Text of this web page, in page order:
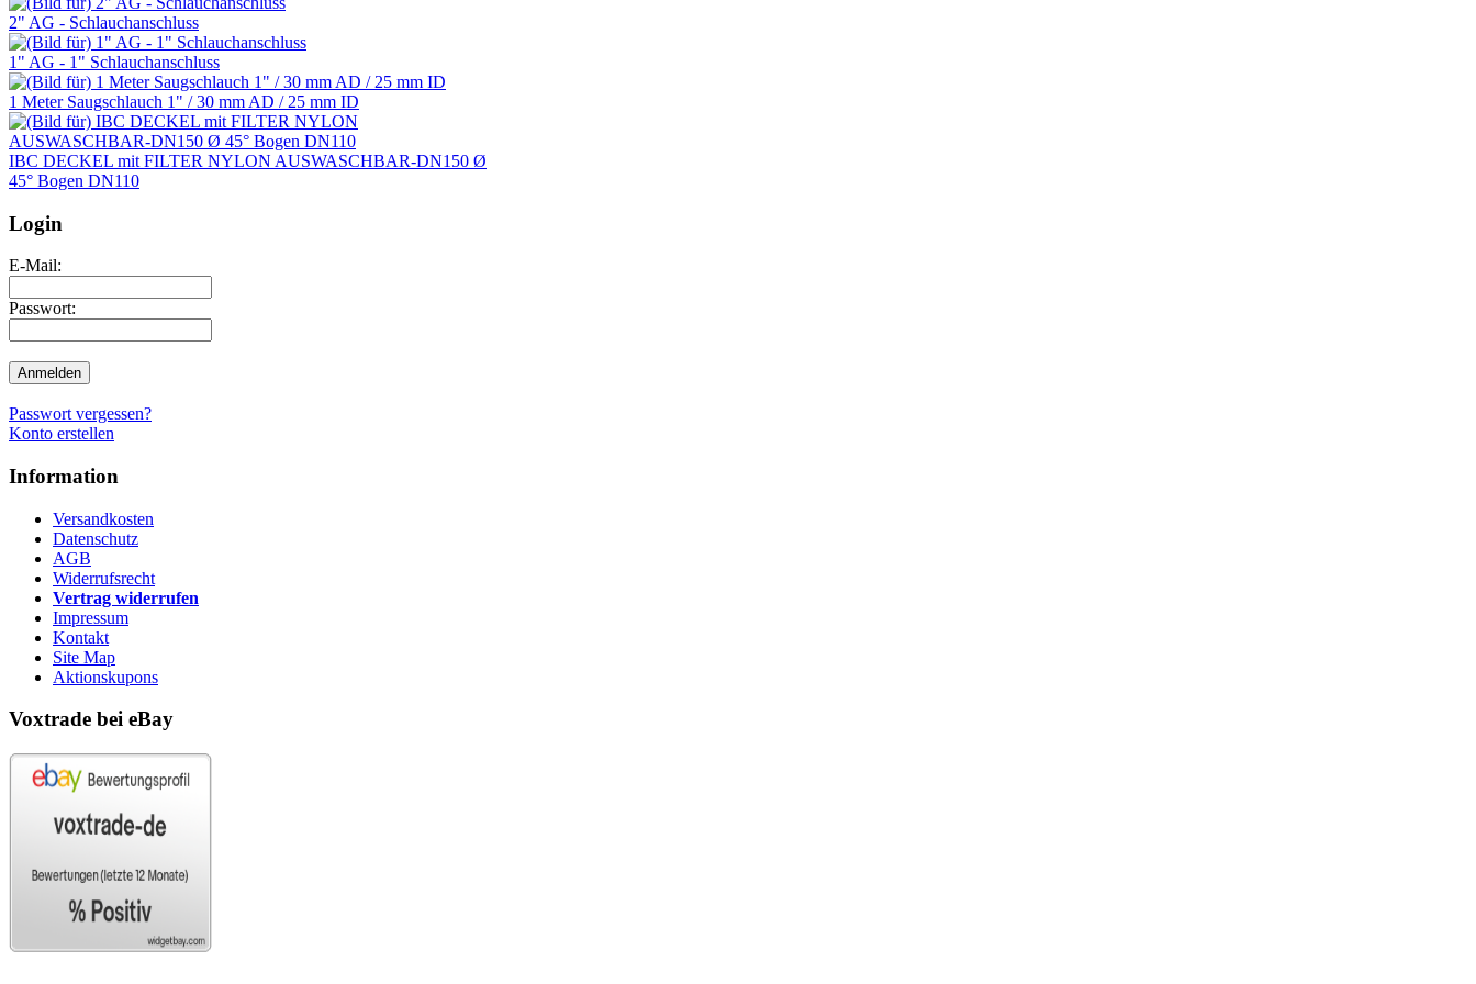
2" AG - Schlauchanschluss
1" AG - 1" Schlauchanschluss
1 Meter Saugschlauch 1" / 30 mm AD / 25 mm ID
IBC DECKEL mit FILTER NYLON AUSWASCHBAR-DN150 Ø
45° Bogen DN110
Login
E-Mail:
Passwort:
Passwort vergessen?
Konto erstellen
Information
Versandkosten
Datenschutz
AGB
Widerrufsrecht
Vertrag widerrufen
Impressum
Kontakt
Site Map
Aktionskupons
Voxtrade bei eBay